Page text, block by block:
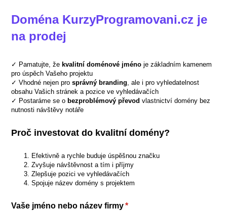
Doména KurzyProgramovani.cz je
na prodej
✓ Pamatujte, že kvalitní doménové jménoje základním kamenem
pro úspěch Vašeho projektu
✓ Vhodné nejen pro správný branding, ale i pro vyhledatelnost
obsahu Vašich stránek a pozice ve vyhledávačích
✓ Postaráme se o bezproblémový převod vlastnictví domény bez
nutnosti návštěvy notáře
Proč investovat do kvalitní domény?
Efektivně a rychle buduje úspěšnou značku
Zvyšuje návštěvnost a tím i příjmy
Zlepšuje pozici ve vyhledávačích
Spojuje název domény s projektem
Vaše jméno nebo název firmy*
(required)